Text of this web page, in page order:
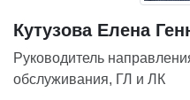
Кутузова Елена
Руководитель
обслуживания, ГЛ и ЛК